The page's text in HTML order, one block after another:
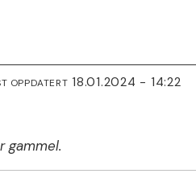
OPPDATERT 18.01.2024 - 14:22
gammel.